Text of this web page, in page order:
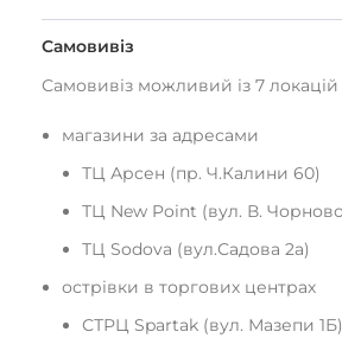
Самовивіз
Самовивіз можливий із 7 локацій
магазини за адресами
ТЦ Арсен (пр. Ч.Калини 60)
ТЦ New Point (вул. В.
ТЦ Sodova (вул.Садова 2а)
острівки в торгових центрах
СТРЦ Spartak (вул. Мазепи 1Б)